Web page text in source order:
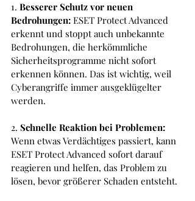
1. Besserer Schutz vor neuen
Bedrohungen: ESET Protect Advanced
erkennt und stoppt auch unbekannte
Bedrohungen, die herkömmliche
Sicherheitsprogramme nicht sofort
erkennen können. Das ist wichtig, weil
Cyberangriffe immer ausgeklügelter
werden.
2. Schnelle Reaktion bei Problemen:
Wenn etwas Verdächtiges passiert, kann
ESET Protect Advanced sofort darauf
reagieren und helfen, das Problem zu
lösen, bevor größerer Schaden entsteht.